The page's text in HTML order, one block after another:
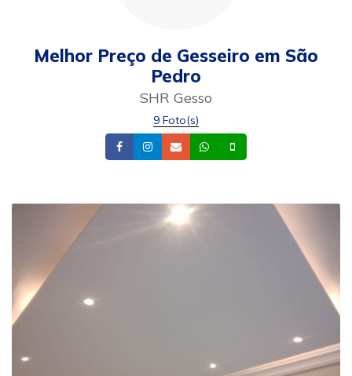
Melhor Preço de Gesseiro em São
Pedro
SHR Gesso
9 Foto(s)
FacebookInstagram
Email Whatsapp